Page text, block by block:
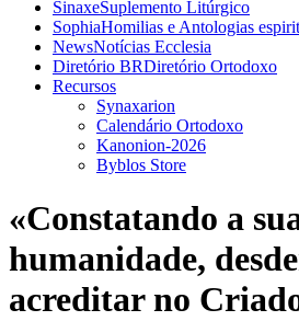
SinaxeSuplemento Litúrgico
SophiaHomilias e Antologias
NewsNotícias Ecclesia
Diretório BRDiretório Ortodoxo
Recursos
Synaxarion
Calendário Ortodoxo
Kanonion-2026
Byblos Store
«Constatando a
humanidade,
acreditar no